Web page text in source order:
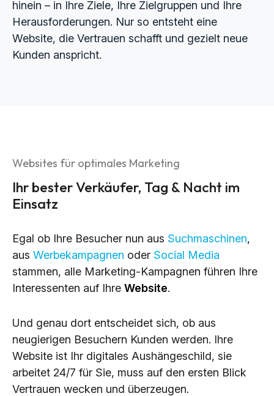
hinein – in Ihre Ziele, Ihre Zielgruppen und Ihre
Herausforderungen. Nur so entsteht eine
Website, die Vertrauen schafft und gezielt neue
Kunden anspricht.
Websites für optimales Marketing
Ihr bester Verkäufer, Tag & Nacht im
Einsatz
Egal ob Ihre Besucher nun aus Suchmaschinen,
aus Werbekampagnen oder Social Media
stammen, alle Marketing-Kampagnen führen Ihre
Interessenten auf Ihre Website.
Und genau dort entscheidet sich, ob aus
neugierigen Besuchern Kunden werden. Ihre
Website ist Ihr digitales Aushängeschild, sie
arbeitet 24/7 für Sie, muss auf den ersten Blick
Vertrauen wecken und überzeugen.